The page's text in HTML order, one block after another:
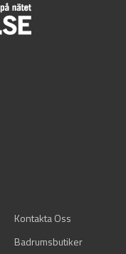
Kontakta Oss
Badrumsbutiker